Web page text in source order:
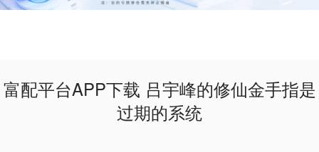
富配平台APP下载 吕宇峰的修仙金手指是
过期的系统